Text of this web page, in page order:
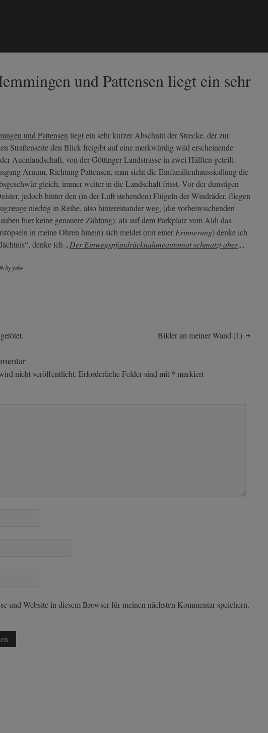
und Pattensen liegt ein sehr
und Pattensen liegt ein sehr kurzer Abschnitt der Strecke, der zur
Straßenseite den Blick freigibt auf eine merkwürdig wild erscheinende
Auenlandschaft, von der Göttinger Landstrasse in zwei Hälften geteilt.
Arnum, Richtung Pattensen, man sieht die Einfamilienhaussiedlung die
gleich, immer weiter in die Landschaft frisst. Vor der dunstigen
jedoch hinter den (in der Luft stehenden) Flügeln der Windräder, fliegen
niedrig in Reihe, also hintereinander weg, (die vorbeiwischenden
hier keine genauere Zählung), als auf dem Parkplatz vom Aldi das
in meine Ohren hinein) sich meldet (mit einer Erinnerung) denke ich
denke ich „Der Einwegspfandrücknahmeautomat schmatzt aber„,
by fabe
Bilder an meiner Wand (1)
nicht veröffentlicht. Erforderliche Felder sind mit * markiert
und Website in diesem Browser für meinen nächsten Kommentar speichern.